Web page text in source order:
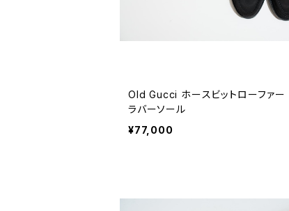
Old Gucci ホースビットローファ
ラバーソール
¥77,000